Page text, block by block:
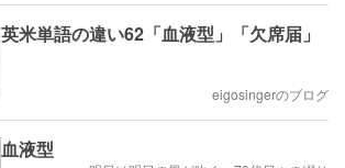
英米単語の違い62「血液型」「欠席届」
eigosingerのブログ
血液型